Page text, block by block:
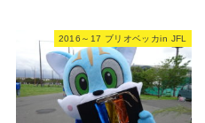
2016～17 ブリオベッカin JFL